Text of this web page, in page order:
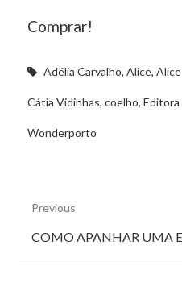
Comprar!
Adélia Carvalho, Alice,
Cátia Vidinhas, coelho, Editora
Wonderporto
Previous
Previous
post:
COMO APANHAR UMA